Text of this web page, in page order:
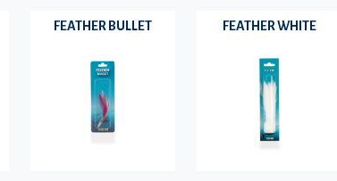
FEATHER BULLET FEATHER WHITE